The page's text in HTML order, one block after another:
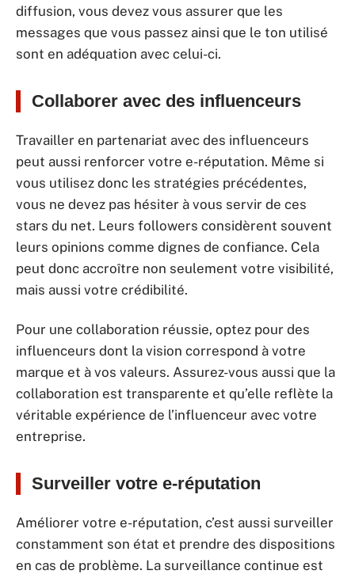
diffusion, vous devez vous assurer que les
messages que vous passez ainsi que le ton utilisé
sont en adéquation avec celui-ci.
Collaborer avec des influenceurs
Travailler en partenariat avec des influenceurs
peut aussi renforcer votre e-réputation. Même si
vous utilisez donc les stratégies précédentes,
vous ne devez pas hésiter à vous servir de ces
stars du net. Leurs followers considèrent souvent
leurs opinions comme dignes de confiance. Cela
peut donc accroître non seulement votre visibilité,
mais aussi votre crédibilité.
Pour une collaboration réussie, optez pour des
influenceurs dont la vision correspond à votre
marque et à vos valeurs. Assurez-vous aussi que la
collaboration est transparente et qu’elle reflète la
véritable expérience de l’influenceur avec votre
entreprise.
Surveiller votre e-réputation
Améliorer votre e-réputation, c’est aussi surveiller
constamment son état et prendre des dispositions
en cas de problème. La surveillance continue est